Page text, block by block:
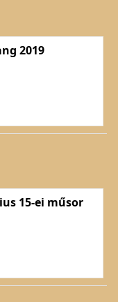
2019
15-ei műsor